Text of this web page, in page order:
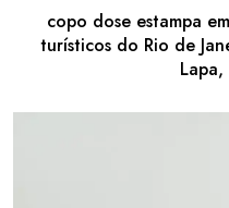
copo dose estampa
turísticos do Rio de